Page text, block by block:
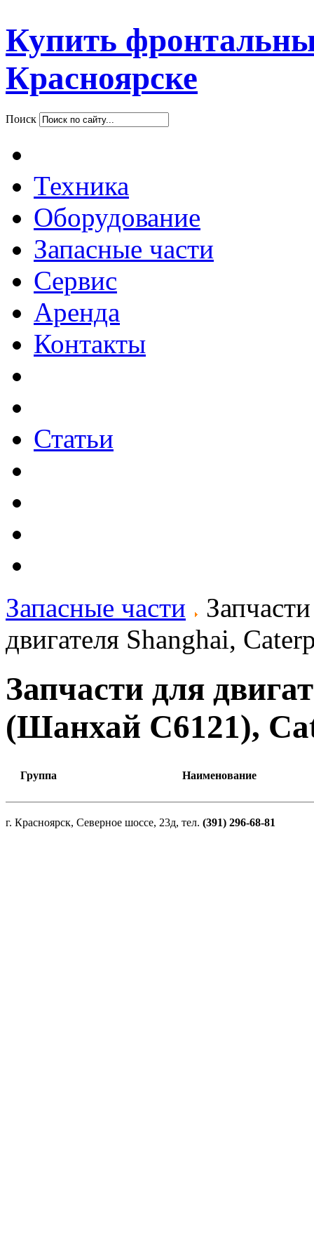
Купить
Красноярске
Поиск
Техника
Оборудование
Запасные части
Сервис
Аренда
Контакты
Статьи
Запасные части
двигателя Shanghai,
Запчасти для
(Шанхай С6121),
Группа Наименование
г. Красноярск, Северное шоссе, 23д, тел. (391) 296-68-81